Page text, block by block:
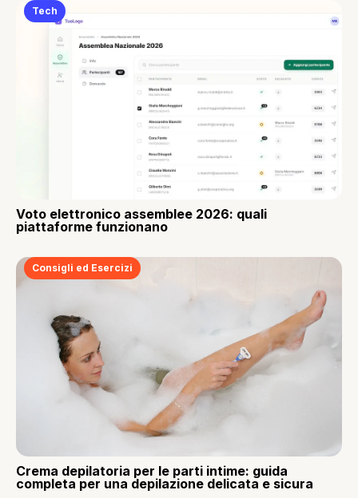
Tech
Voto elettronico assemblee 2026: quali
piattaforme funzionano
Consigli ed Esercizi
Crema depilatoria per le parti intime: guida
completa per una depilazione delicata e sicura